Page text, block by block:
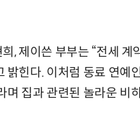
, 제이쓴 부부는 “전세
밝힌다. 이처럼 동료 연예
며 집과 관련된 놀라운 비